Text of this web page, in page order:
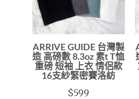
ARRIVE GUIDE 台灣製
造 高磅數 8.3oz 素t T恤
重磅 短袖 上衣 情侶款
16支紗緊密賽洛紡
$599